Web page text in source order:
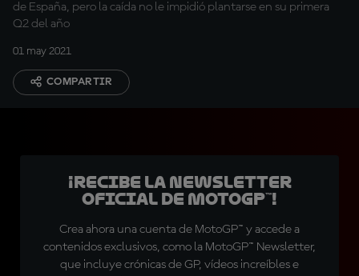
de España, pero la caída no le impidió plantarse en su primera
Q2 del año
01 may 2021
COMPARTIR
¡Recibe la Newsletter
oficial de MotoGP™!
Crea ahora una cuenta de MotoGP™ y accede a
contenidos exclusivos, como la MotoGP™ Newsletter,
que incluye crónicas de GP, vídeos increíbles e